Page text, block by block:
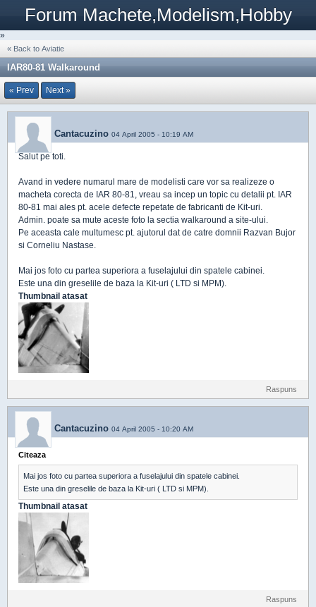
Forum Machete,Modelism,Hobby
»
« Back to Aviatie
IAR80-81 Walkaround
« Prev Next »
Cantacuzino 04 April 2005 - 10:19 AM
Salut pe toti.
Avand in vedere numarul mare de modelisti care vor sa realizeze o
macheta corecta de IAR 80-81, vreau sa incep un topic cu detalii pt. IAR
80-81 mai ales pt. acele defecte repetate de fabricanti de Kit-uri.
Admin. poate sa mute aceste foto la sectia walkaround a site-ului.
Pe aceasta cale multumesc pt. ajutorul dat de catre domnii Razvan Bujor
si Corneliu Nastase.
Mai jos foto cu partea superiora a fuselajului din spatele cabinei.
Este una din greselile de baza la Kit-uri ( LTD si MPM).
Thumbnail atasat
Raspuns
Cantacuzino 04 April 2005 - 10:20 AM
Citeaza
Mai jos foto cu partea superiora a fuselajului din spatele cabinei.
Este una din greselile de baza la Kit-uri ( LTD si MPM).
Thumbnail atasat
Raspuns